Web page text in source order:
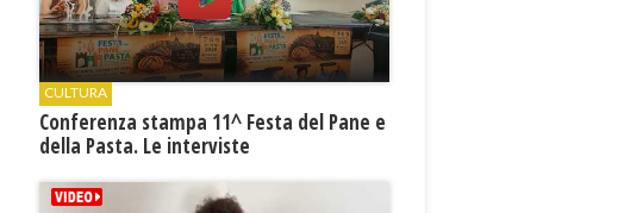
CULTURA
Conferenza stampa 11^ Festa del Pane e
della Pasta. Le interviste